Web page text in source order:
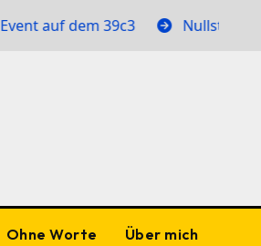
auf dem 39c3 Nullstellen im
Ohne Worte Über mich